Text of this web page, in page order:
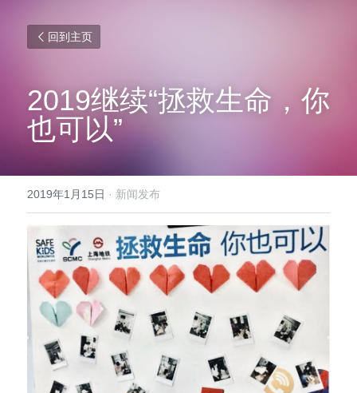
回到主页
2019继续“拯救生命，你
也可以”
2019年1月15日 · 新闻发布